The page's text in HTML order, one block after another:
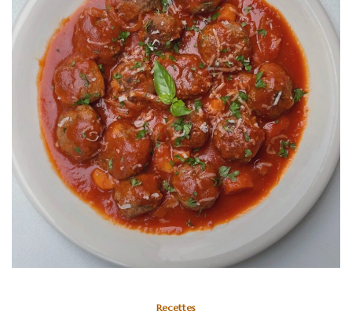
Recettes